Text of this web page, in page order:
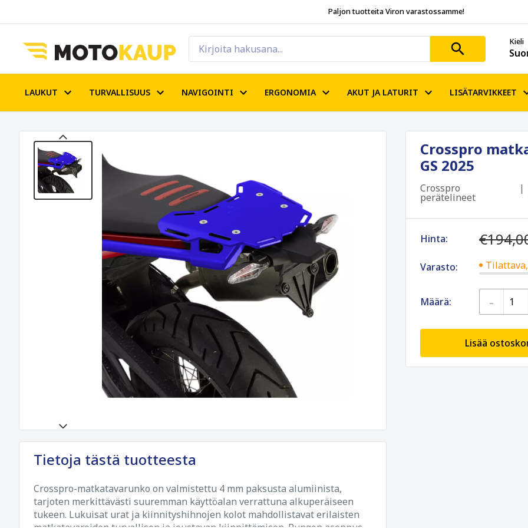
Paljon tuotteita Viron varastossamme!
Kieli
LAUKUT TURVALLISUUS NAVIGOINTI ERGONOMIA AKUT JA LATURIT LISÄTARVIKKEET
Crosspro
GS 2025
Crosspro
perätelineet
Hinta:
Varasto:
Määrä: -
Lisää
Tietoja tästä tuotteesta
Crosspro-matkatavarunko on valmistettu 4 mm paksusta alumiinista,
tarjoten merkittävästi suuremman käyttöalan verrattuna alkuperäiseen
tukeen. Lukuisat urat ja kiinnityshihnojen kolot mahdollistavat erilaisten